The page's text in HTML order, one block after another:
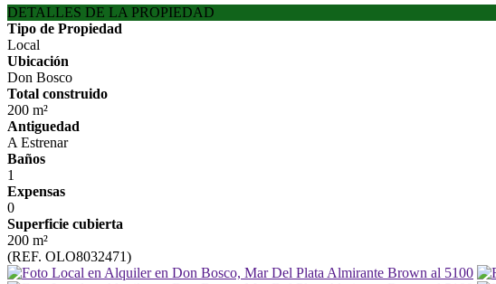
DETALLES DE LA PROPIEDAD
Tipo de Propiedad
Local
Ubicación
Don Bosco
Total construido
200 m²
Antiguedad
A Estrenar
Baños
1
Expensas
0
Superficie cubierta
200 m²
(REF. OLO8032471)